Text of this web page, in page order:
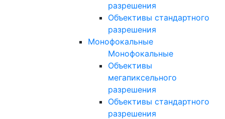
разрешения
Объективы стандартного
разрешения
Монофокальные
Монофокальные
Объективы
мегапиксельного
разрешения
Объективы стандартного
разрешения